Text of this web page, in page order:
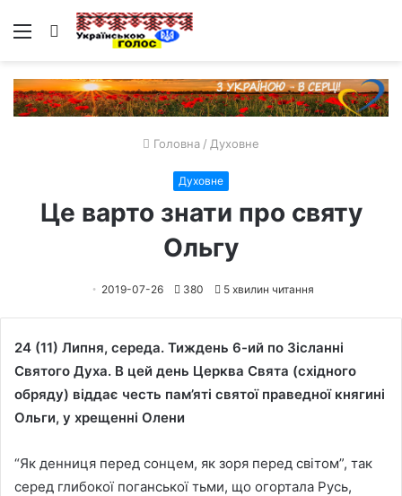
Меню Пошук
Головна / Духовне
Духовне
Це варто знати про святу
Ольгу
2019-07-26 380 5 хвилин читання
24 (11) Липня, середа. Тиждень 6-ий по Зісланні
Святого Духа. В цей день Церква Свята (східного
обряду) віддає честь пам’яті святої праведної княгині
Ольги, у хрещенні Олени
“Як денниця перед сонцем, як зоря перед світом”, так
серед глибокої поганської тьми, що огортала Русь,